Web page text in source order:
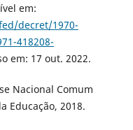
em:
decret/1970-
418208-
em: 17 out. 2022.
Nacional Comum
Educação, 2018.